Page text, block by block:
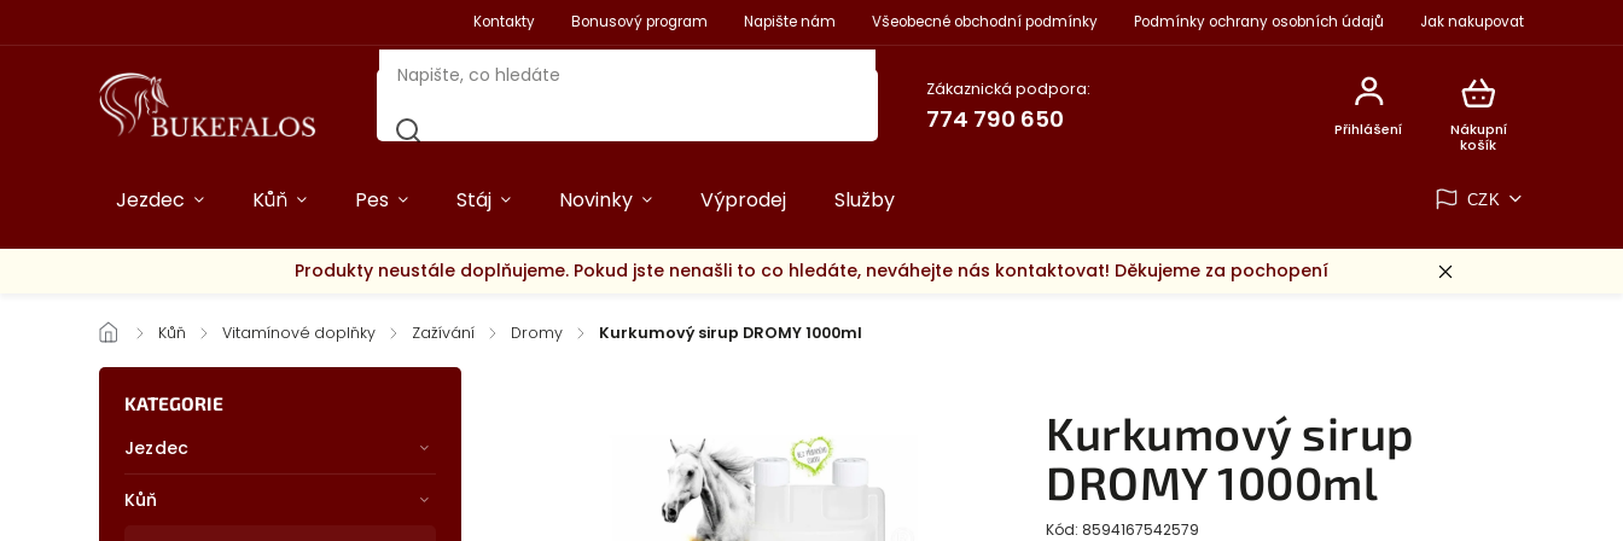
Kontakty Bonusový program Napište nám Všeobecné obchodní podmínky Podmínky ochrany osobních údajů Jak nakupovat
Zákaznická podpora:
774 790 650
Nákupní
košík
Přihlášení
CZK
Jezdec Kůň Pes Stáj Novinky Výprodej Služby
Produkty neustále doplňujeme. Pokud jste nenašli to co hledáte, neváhejte nás kontaktovat! Děkujeme za pochopení
/ Kůň / Vitamínové doplňky / Zažívání / Dromy / Kurkumový sirup DROMY 1000ml
KATEGORIE
Jezdec
Kůň
Kurkumový sirup
DROMY 1000ml
Kód: 8594167542579